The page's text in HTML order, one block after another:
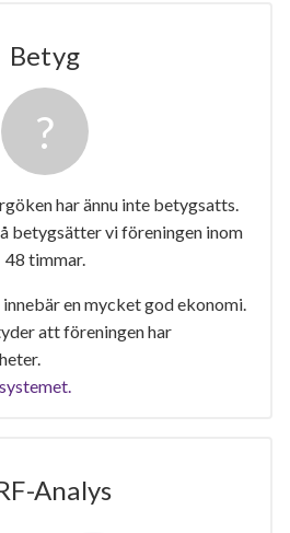
Betyg
har ännu inte betygsatts.
betygsätter vi föreningen inom
48 timmar.
en mycket god ekonomi.
att föreningen har
Analys